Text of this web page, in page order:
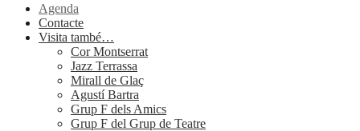
Agenda
Contacte
Visita també…
Cor Montserrat
Jazz Terrassa
Mirall de Glaç
Agustí Bartra
Grup F dels Amics
Grup F del Grup de Teatre